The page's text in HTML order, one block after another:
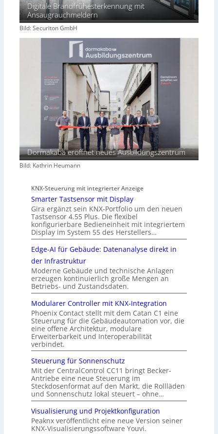
Digitale Brandfrühesterkennung mit
Ansaugrauchmeldern
Bild: Securiton GmbH
Dormakaba eröffnet neues Ausbildungszentrum
Bild: Kathrin Heumann
KNX-Steuerung mit integrierter Anzeige
Smarter Tastsensor mit Display
Gira ergänzt sein KNX-Portfolio um den neuen
Tastsensor 4.55 Plus. Die flexibel
konfigurierbare Bedieneinheit mit integriertem
Display im System 55 des Herstellers…
Edge-AI für Gebäude: Datenanalyse direkt in
der Infrastruktur
Moderne Gebäude und technische Anlagen
erzeugen kontinuierlich große Mengen an
Betriebs- und Zustandsdaten.
Modularer Controller mit KNX-Integration
Phoenix Contact stellt mit dem Catan C1 eine
Steuerung für die Gebäudeautomation vor, die
eine offene Architektur, modulare
Erweiterbarkeit und Interoperabilität
verbindet.
Steuerung für Sonnenschutz
Mit der CentralControl CC11 bringt Becker-
Antriebe eine neue Steuerung im
Steckdosenformat auf den Markt, die Rollläden
und Sonnenschutz lokal steuert – ohne…
Visualisierung und Projektkonfiguration
Peaknx veröffentlicht eine neue Version seiner
KNX-Visualisierungssoftware Youvi.